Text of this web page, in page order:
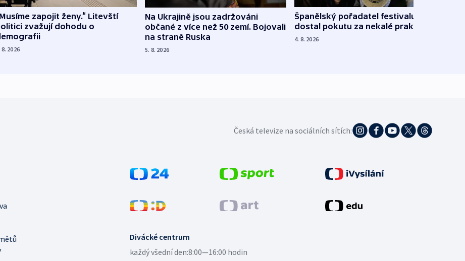
zapojit ženy.“ Litevští
zvažují dohodu o
8. 2026
Na Ukrajině jsou zadržováni
občané z více než 50 zemí. Bojovali
na straně Ruska
5. 8. 2026
Španělský pořadatel festivalu
dostal pokutu za nekalé praktiky
4. 8. 2026
Česká televize na sociálních sítích:
Divácké centrum
každý všední den:8:00—16:00 hodin